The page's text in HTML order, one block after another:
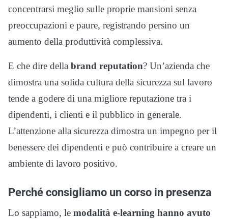
concentrarsi meglio sulle proprie mansioni senza
preoccupazioni e paure, registrando persino un
aumento della produttività complessiva.
E che dire della brand reputation? Un’azienda che
dimostra una solida cultura della sicurezza sul lavoro
tende a godere di una migliore reputazione tra i
dipendenti, i clienti e il pubblico in generale.
L’attenzione alla sicurezza dimostra un impegno per il
benessere dei dipendenti e può contribuire a creare un
ambiente di lavoro positivo.
Perché consigliamo un corso in presenza
Lo sappiamo, le modalità e-learning hanno avuto